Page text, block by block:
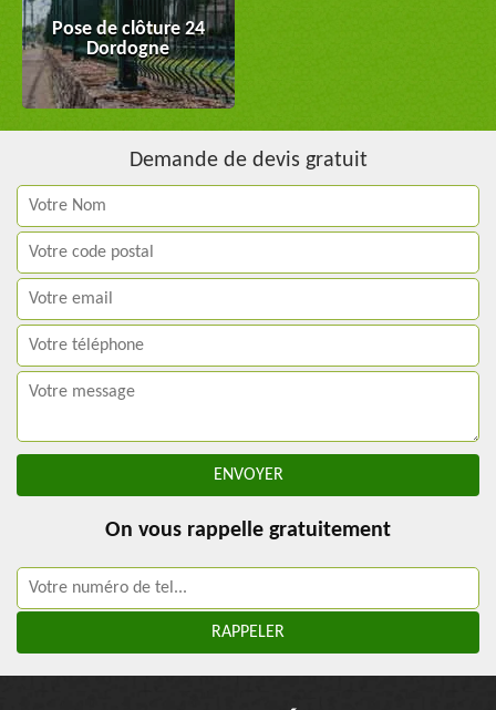
Pose de clôture 24
Dordogne
Demande de devis gratuit
On vous rappelle gratuitement